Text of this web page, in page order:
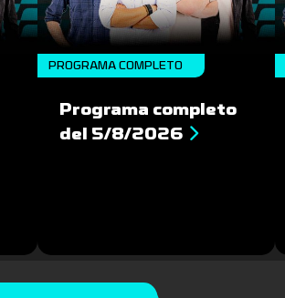
PROGRAMA COMPLETO
Programa completo
del 5/8/2026